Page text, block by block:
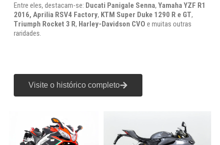
Entre eles, destacam-se: Ducati Panigale Senna, Yamaha YZF R1
2016, Aprilia RSV4 Factory, KTM Super Duke 1290 R e GT,
Triumph Rocket 3 R, Harley-Davidson CVO e muitas outras
raridades.
Visite o histórico completo